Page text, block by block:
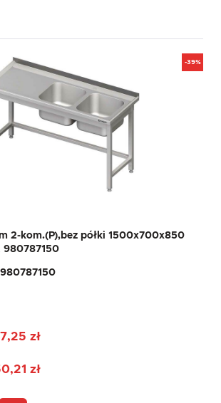
-39%
2-kom.(P),bez półki 1500x700x850
980787150
980787150
zł
zł